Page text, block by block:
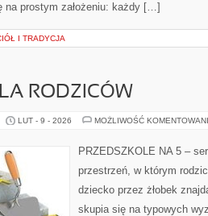
na prostym założeniu: każdy […]
I TRADYCJA
RODZICÓW
LUT - 9 - 2026 MOŻLIWOŚĆ
PRZEDSZKOLE NA 5 –
przestrzeń, w którym
dziecko przez żłobek
skupia się na typowych